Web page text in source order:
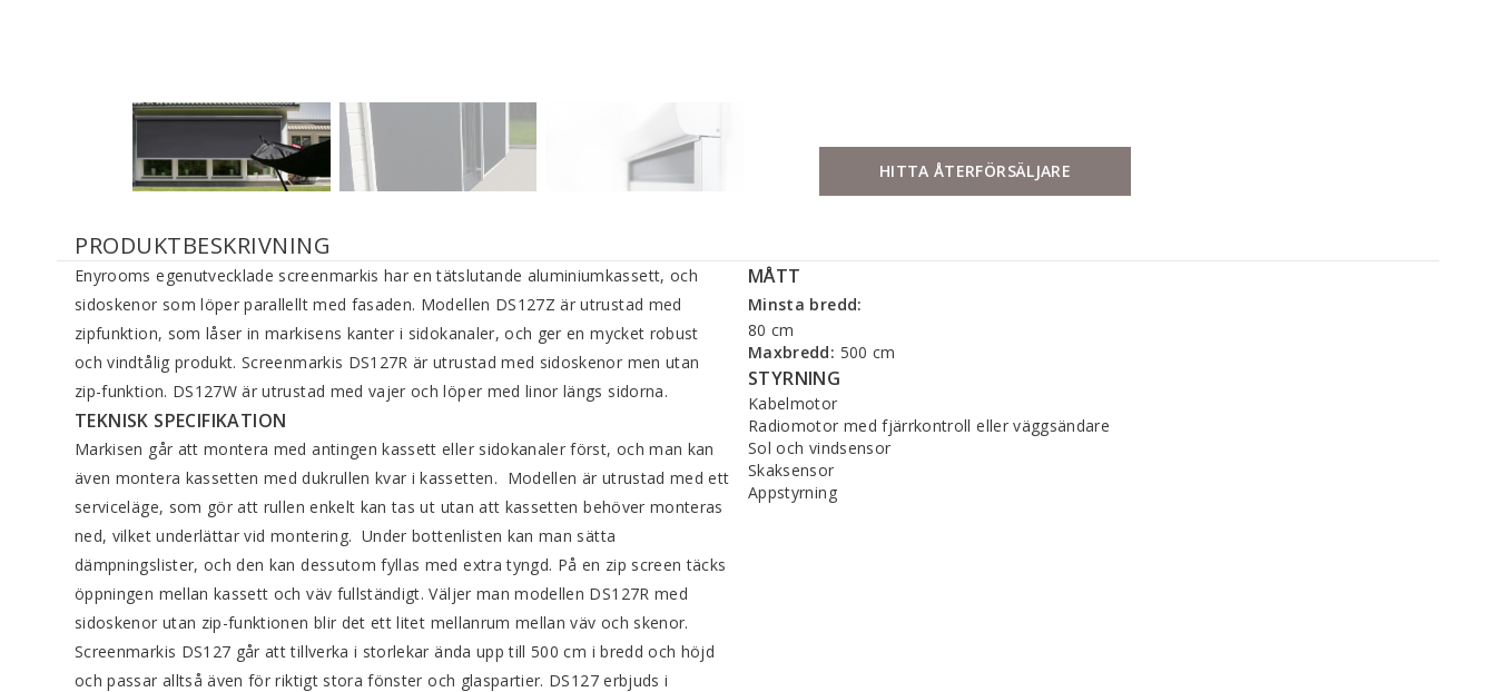
HITTA ÅTERFÖRSÄLJARE
PRODUKTBESKRIVNING
Enyrooms egenutvecklade screen­markis har en tätslutande aluminium­kassett, och
sido­skenor som löper ­parallellt med ­fasaden. Modellen DS127Z är utrustad med
zipfunktion, som låser in markisens kanter i sidokanaler, och ger en mycket robust
och vindtålig produkt. Screenmarkis DS127R är utrustad med sidoskenor men utan
zip-funktion. DS127W är utrustad med vajer och löper med linor längs sidorna.
TEKNISK SPECIFIKATION
Markisen går att montera med ­antingen kassett eller sidokanaler först, och man kan
även montera ­kassetten med duk­rullen kvar i kassetten. ­ Modellen är ­utrustad med ett
serviceläge, som gör att rullen enkelt kan tas ut utan att ­kassetten behöver ­monteras
ned, ­vilket underlättar vid montering. ­ Under ­bottenlisten kan man sätta
dämpnings­lister, och den kan dessutom fyllas med ­extra tyngd. På en zip screen täcks
öppningen mellan ­kassett och väv fullständigt. Väljer man modellen DS127R med
sidoskenor utan zip-funktionen blir det ett litet mellanrum mellan väv och skenor.
Screenmarkis DS127 går att tillverka i storlekar ända upp till 500 cm i bredd och höjd
och passar alltså även för riktigt stora fönster och glaspartier. DS127 erbjuds i
MÅTT
Minsta bredd:
80 cm
Maxbredd: 500 cm
STYRNING
Kabelmotor
Radiomotor med fjärrkontroll eller väggsändare
Sol och vindsensor
Skaksensor
Appstyrning